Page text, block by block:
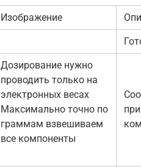
Изображение
Дозирование нужно
проводить только на
электронных весах
Максимально точно по
граммам взвешиваем
все компоненты